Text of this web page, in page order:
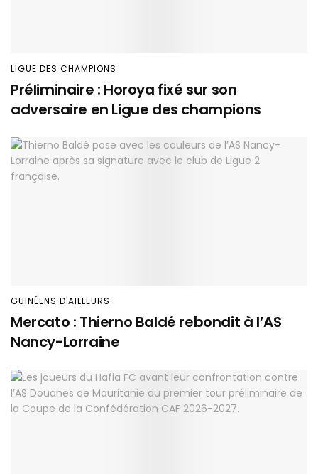
LIGUE DES CHAMPIONS
Préliminaire : Horoya fixé sur son
adversaire en Ligue des champions
GUINÉENS D'AILLEURS
Mercato : Thierno Baldé rebondit à l’AS
Nancy-Lorraine